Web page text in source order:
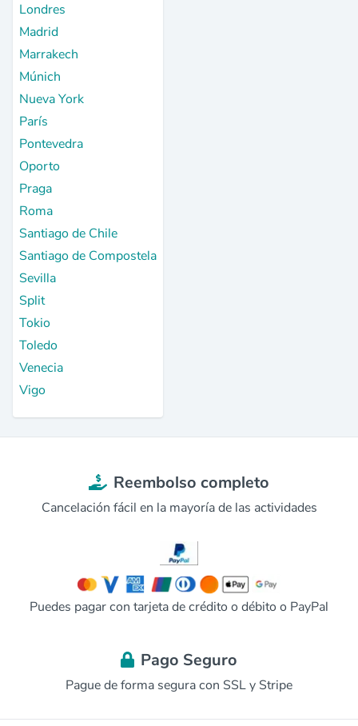
Londres
Madrid
Marrakech
Múnich
Nueva York
París
Pontevedra
Oporto
Praga
Roma
Santiago de Chile
Santiago de Compostela
Sevilla
Split
Tokio
Toledo
Venecia
Vigo
Reembolso completo
Cancelación fácil en la mayoría de las actividades
Puedes pagar con tarjeta de crédito o débito o PayPal
Pago Seguro
Pague de forma segura con SSL y Stripe